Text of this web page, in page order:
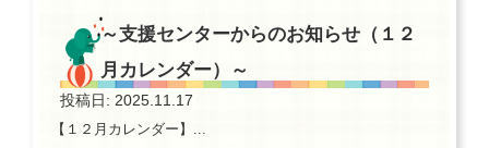
～支援センターからのお知らせ（１２
月カレンダー）～
投稿日: 2025.11.17
【１２月カレンダー】...